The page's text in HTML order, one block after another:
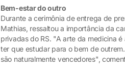
Bem-estar do outro
Durante a cerimônia de entrega de
Mathias, ressaltou a importância da
privadas do RS. "A arte da medicina
ter que estudar para o bem de
são naturalmente vencedores",